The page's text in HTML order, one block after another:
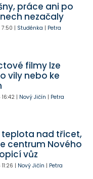
práce ani po
nezačaly
7:50 | Studénka | Petra
filmy lze
vily nebo ke
16:42| Nový Jičín | Petra
teplota nad třicet,
centrum Nového
vůz
11:26 | Nový Jičín | Petra